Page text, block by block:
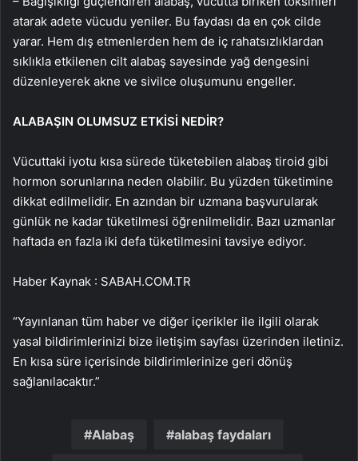
atarak adete vücudu yeniler. Bu faydası da en çok cilde
yarar. Hem dış etmenlerden hem de iç rahatsızlıklardan
sıklıkla etkilenen cilt alabaş sayesinde yağ dengesini
düzenleyerek akne ve sivilce oluşumunu engeller.
ALABAŞIN OLUMSUZ ETKİSİ NEDİR?
Vücuttaki iyotu kısa sürede tüketebilen alabaş tiroid gibi
hormon sorunlarına neden olabilir. Bu yüzden tüketimine
dikkat edilmelidir. En azından bir uzmana başvurularak
günlük ne kadar tüketilmesi öğrenilmelidir. Bazı uzmanlar
haftada en fazla iki defa tüketilmesini tavsiye ediyor.
Haber Kaynak : SABAH.COM.TR
“Yayınlanan tüm haber ve diğer içerikler ile ilgili olarak
yasal bildirimlerinizi bize iletişim sayfası üzerinden iletiniz.
En kısa süre içerisinde bildirimlerinize geri dönüş
sağlanılacaktır.”
Alabaş alabaş faydaları